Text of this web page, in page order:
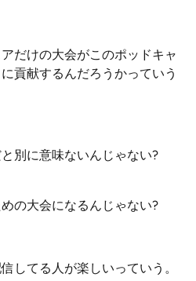
だけの大会がこのポッドキャ
貢献するんだろうかっていう
別に意味ないんじゃない?
の大会になるんじゃない?
してる人が楽しいっていう。